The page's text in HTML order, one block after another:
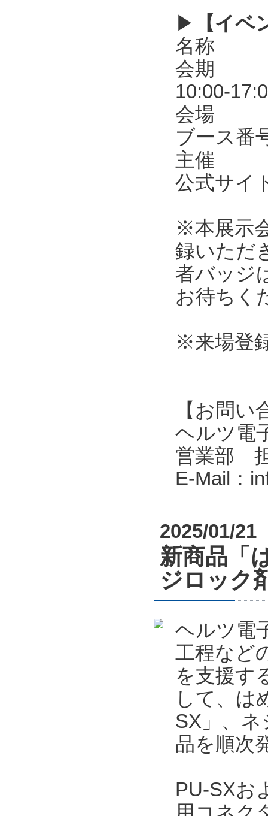
▶
【イベ
名称 第
会期
10:00-
会場 東
ブース
主催
公式サ
※本展示
録いただ
者バッジ
お待ちく
※来場登
【お問い
ヘルツ電
営業部
E-Mail：
2025/01/21
新商品「
ジロック
ヘルツ電
工程など
を支援す
して、は
SX」、
品を順次
PU-SXお